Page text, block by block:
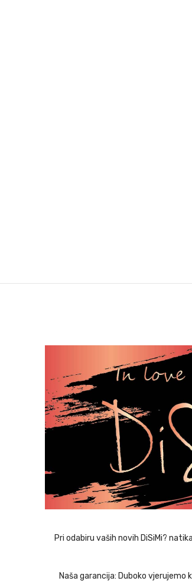
Pri odabiru vaših novih DiSiMi?
Naša garancija: Duboko